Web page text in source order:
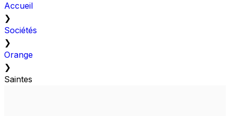
Accueil
❯
Sociétés
❯
Orange
❯
Saintes